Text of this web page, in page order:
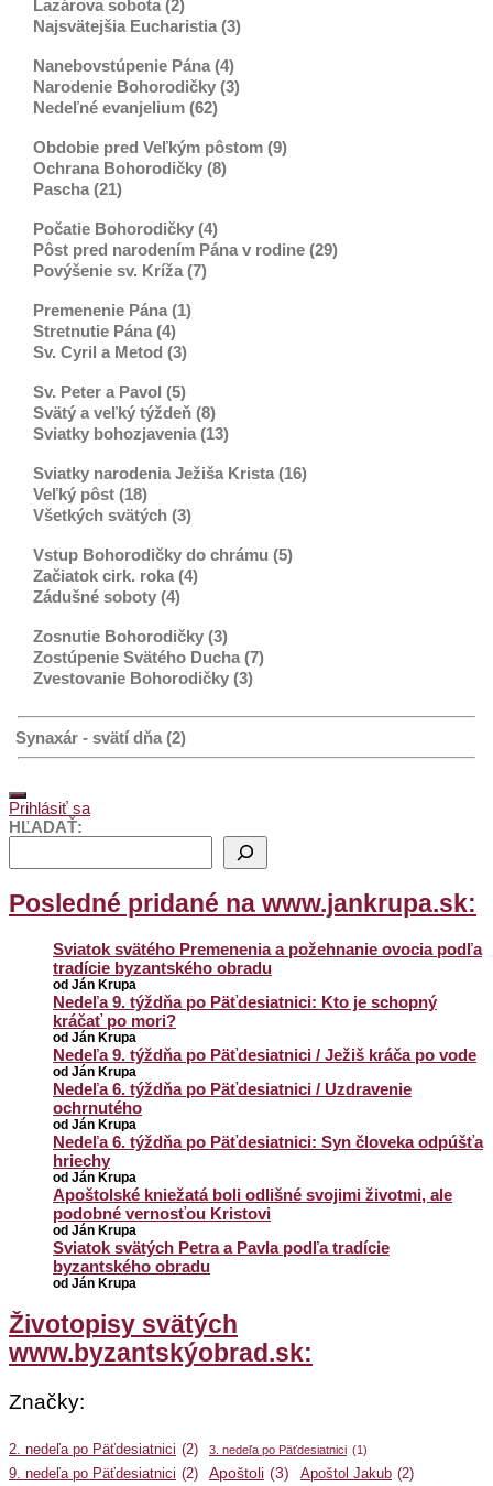
Lazárova sobota (2)
Najsvätejšia Eucharistia (3)
Nanebovstúpenie Pána (4)
Narodenie Bohorodičky (3)
Nedeľné evanjelium (62)
Obdobie pred Veľkým pôstom (9)
Ochrana Bohorodičky (8)
Pascha (21)
Počatie Bohorodičky (4)
Pôst pred narodením Pána v rodine (29)
Povýšenie sv. Kríža (7)
Premenenie Pána (1)
Stretnutie Pána (4)
Sv. Cyril a Metod (3)
Sv. Peter a Pavol (5)
Svätý a veľký týždeň (8)
Sviatky bohozjavenia (13)
Sviatky narodenia Ježiša Krista (16)
Veľký pôst (18)
Všetkých svätých (3)
Vstup Bohorodičky do chrámu (5)
Začiatok cirk. roka (4)
Zádušné soboty (4)
Zosnutie Bohorodičky (3)
Zostúpenie Svätého Ducha (7)
Zvestovanie Bohorodičky (3)
Synaxár - svätí dňa (2)
Prihlásiť sa
HĽADAŤ:
Posledné pridané na www.jankrupa.sk:
Sviatok svätého Premenenia a požehnanie ovocia podľa
tradície byzantského obradu
od Ján Krupa
Nedeľa 9. týždňa po Päťdesiatnici: Kto je schopný
kráčať po mori?
od Ján Krupa
Nedeľa 9. týždňa po Päťdesiatnici / Ježiš kráča po vode
od Ján Krupa
Nedeľa 6. týždňa po Päťdesiatnici / Uzdravenie
ochrnutého
od Ján Krupa
Nedeľa 6. týždňa po Päťdesiatnici: Syn človeka odpúšťa
hriechy
od Ján Krupa
Apoštolské kniežatá boli odlišné svojimi životmi, ale
podobné vernosťou Kristovi
od Ján Krupa
Sviatok svätých Petra a Pavla podľa tradície
byzantského obradu
od Ján Krupa
Životopisy svätých
www.byzantskýobrad.sk:
Značky:
2. nedeľa po Päťdesiatnici (2) 3. nedeľa po Päťdesiatnici (1)
9. nedeľa po Päťdesiatnici (2) Apoštoli (3) Apoštol Jakub (2)